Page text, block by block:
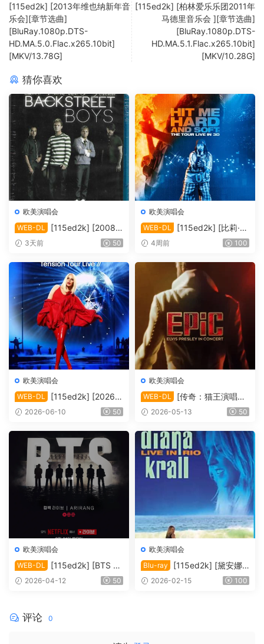
[115ed2k] [2013年维也纳新年音
乐会][章节选曲]
[BluRay.1080p.DTS-
HD.MA.5.0.Flac.x265.10bit]
[MKV/13.78G]
[115ed2k] [柏林爱乐乐团2011年
马德里音乐会 ][章节选曲]
[BluRay.1080p.DTS-
HD.MA.5.1.Flac.x265.10bit]
[MKV/10.28G]
猜你喜欢
欧美演唱会
WEB-DL
[115ed2k] [2008-
后街男孩伦敦演唱会][MKV/4.
3天前 50
欧美演唱会
WEB-DL
[115ed2k] [比莉·艾
莉什：温柔重击巡回演唱会电
HDR10+ H.265 DDP 5.1][M
KV/19.89 GiB]
4周前 100
欧美演唱会
WEB-DL
[115ed2k] [2026-
凯莉·米洛：Tension巡回演唱
P5.1.H264][MKV/4.80 GiB]
2026-06-10 50
欧美演唱会
WEB-DL
[传奇：猫王演唱会
EPiC.Elvis.Presley.in.Concer
DL.DDP5.1.H.265][MKV/10.
44 GiB]
2026-05-13 50
欧美演唱会
WEB-DL
[115ed2k] [BTS Th
e Comeback 演唱会：Ariran
软字幕][1080P][MKV/9.91 G
iB]
2026-04-12 50
欧美演唱会
Blu-ray
[115ed2k] [黛安娜·
克瑞儿里约演唱会 Diana Kral
2026-02-15 100
评论 0